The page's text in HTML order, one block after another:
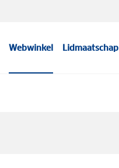
Webwinkel Lidmaatschap